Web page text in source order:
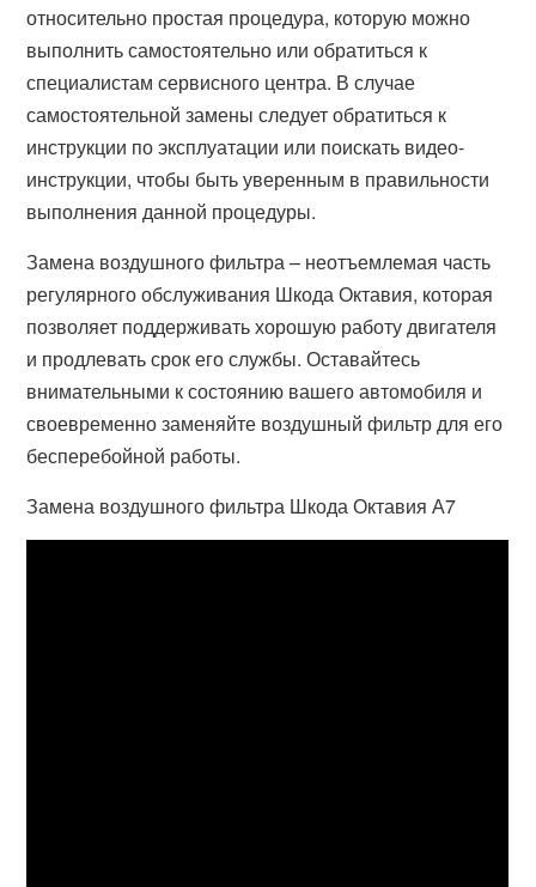
относительно простая процедура, которую можно
выполнить самостоятельно или обратиться к
специалистам сервисного центра. В случае
самостоятельной замены следует обратиться к
инструкции по эксплуатации или поискать видео-
инструкции, чтобы быть уверенным в правильности
выполнения данной процедуры.
Замена воздушного фильтра – неотъемлемая часть
регулярного обслуживания Шкода Октавия, которая
позволяет поддерживать хорошую работу двигателя
и продлевать срок его службы. Оставайтесь
внимательными к состоянию вашего автомобиля и
своевременно заменяйте воздушный фильтр для его
бесперебойной работы.
Замена воздушного фильтра Шкода Октавия А7